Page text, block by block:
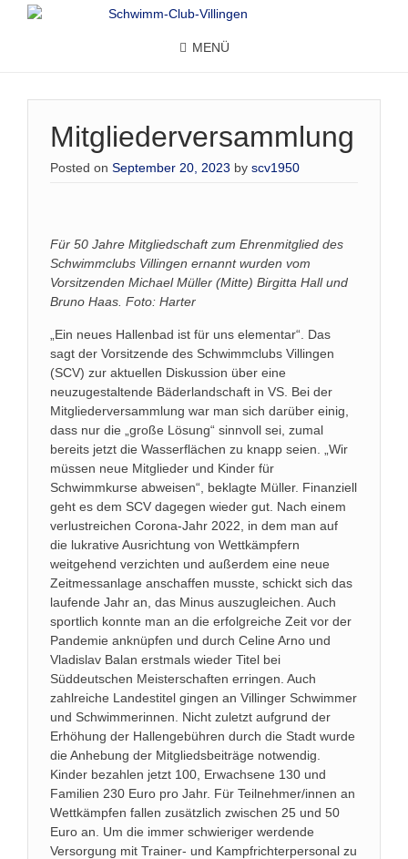
MENÜ
Mitgliederversammlung
Posted on September 20, 2023 by scv1950
Für 50 Jahre Mitgliedschaft zum Ehrenmitglied des
Schwimmclubs Villingen ernannt wurden vom
Vorsitzenden Michael Müller (Mitte) Birgitta Hall und
Bruno Haas. Foto: Harter
„Ein neues Hallenbad ist für uns elementar“. Das
sagt der Vorsitzende des Schwimmclubs Villingen
(SCV) zur aktuellen Diskussion über eine
neuzugestaltende Bäderlandschaft in VS. Bei der
Mitgliederversammlung war man sich darüber einig,
dass nur die „große Lösung“ sinnvoll sei, zumal
bereits jetzt die Wasserflächen zu knapp seien. „Wir
müssen neue Mitglieder und Kinder für
Schwimmkurse abweisen“, beklagte Müller. Finanziell
geht es dem SCV dagegen wieder gut. Nach einem
verlustreichen Corona-Jahr 2022, in dem man auf
die lukrative Ausrichtung von Wettkämpfern
weitgehend verzichten und außerdem eine neue
Zeitmessanlage anschaffen musste, schickt sich das
laufende Jahr an, das Minus auszugleichen. Auch
sportlich konnte man an die erfolgreiche Zeit vor der
Pandemie anknüpfen und durch Celine Arno und
Vladislav Balan erstmals wieder Titel bei
Süddeutschen Meisterschaften erringen. Auch
zahlreiche Landestitel gingen an Villinger Schwimmer
und Schwimmerinnen. Nicht zuletzt aufgrund der
Erhöhung der Hallengebühren durch die Stadt wurde
die Anhebung der Mitgliedsbeiträge notwendig.
Kinder bezahlen jetzt 100, Erwachsene 130 und
Familien 230 Euro pro Jahr. Für Teilnehmer/innen an
Wettkämpfen fallen zusätzlich zwischen 25 und 50
Euro an. Um die immer schwieriger werdende
Versorgung mit Trainer- und Kampfrichterpersonal zu